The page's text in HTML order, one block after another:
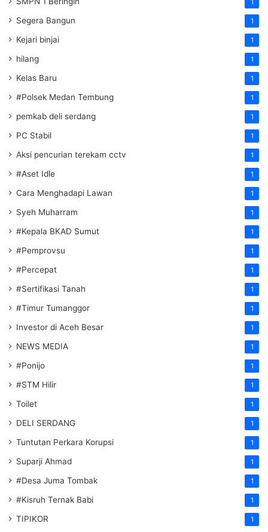
1
Segera Bangun 1
Kejari binjai 1
hilang 1
Kelas Baru 1
#Polsek Medan Tembung 1
pemkab deli serdang 1
PC Stabil 1
Aksi pencurian terekam cctv 1
#Aset Idle 1
Cara Menghadapi Lawan 1
Syeh Muharram 1
#Kepala BKAD Sumut 1
#Pemprovsu 1
#Percepat 1
#Sertifikasi Tanah 1
#Timur Tumanggor 1
Investor di Aceh Besar 1
NEWS MEDIA 1
#Ponijo 1
#STM Hilir 1
Toilet 1
DELI SERDANG 1
Tuntutan Perkara Korupsi 1
Suparji Ahmad 1
#Desa Juma Tombak 1
#Kisruh Ternak Babi 1
TIPIKOR 1